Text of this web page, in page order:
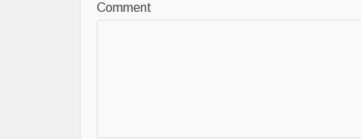
Comment